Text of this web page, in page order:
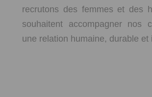
recrutons des femmes et des
souhaitent accompagner nos
une relation humaine, durable et